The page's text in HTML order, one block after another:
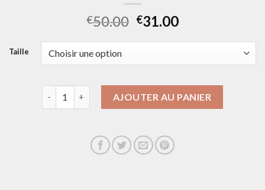
€50.00 €31.00
Taille
AJOUTER AU PANIER